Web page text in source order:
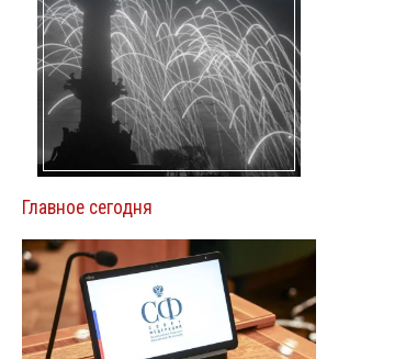
Главное сегодня